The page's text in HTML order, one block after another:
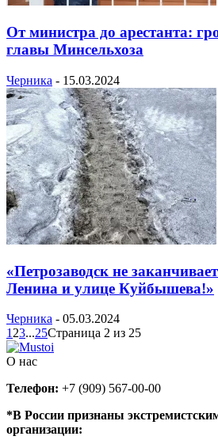
От министра до арестанта:
главы Минсельхоза
Черника - 15.03.2024
«Петрозаводск не
Ленина и улице Куйбышева!»
Черника - 05.03.2024
1 23...25Страница 2 из 25
О нас
Телефон: +7 (909) 567-00-00
*В России признаны
организации: